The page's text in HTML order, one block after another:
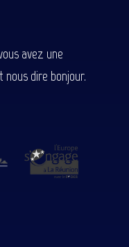
avez une
dire bonjour.